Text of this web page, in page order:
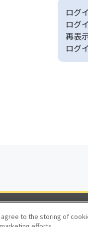
ログ
ログ
再表
ログ
to the storing of